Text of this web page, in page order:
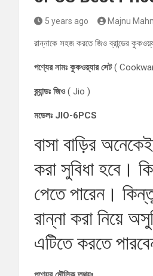
5 years ago Majnu
রান্নাকে সহজ করতে জিও ব্রান্ডের
পণ্যের নামঃ কুকওয়্যার সেট(
ব্র্যান্ডঃ জিও( Jio )
মডেলঃ JIO-6PCS
বাসা বাড়ির
করা সুবিধা হবে।
পেতে পারেন।
রান্না করা নিয়ে
এটিতে করতে